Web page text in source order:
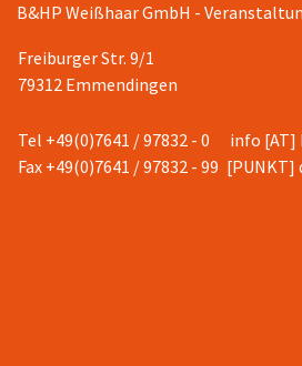
B&HP Weißhaar GmbH -
Freiburger Str. 9/1
79312 Emmendingen
Tel +49(0)7641 / 97832 - 0
Fax +49(0)7641 / 97832 - 99
info [AT]
[PUNKT]